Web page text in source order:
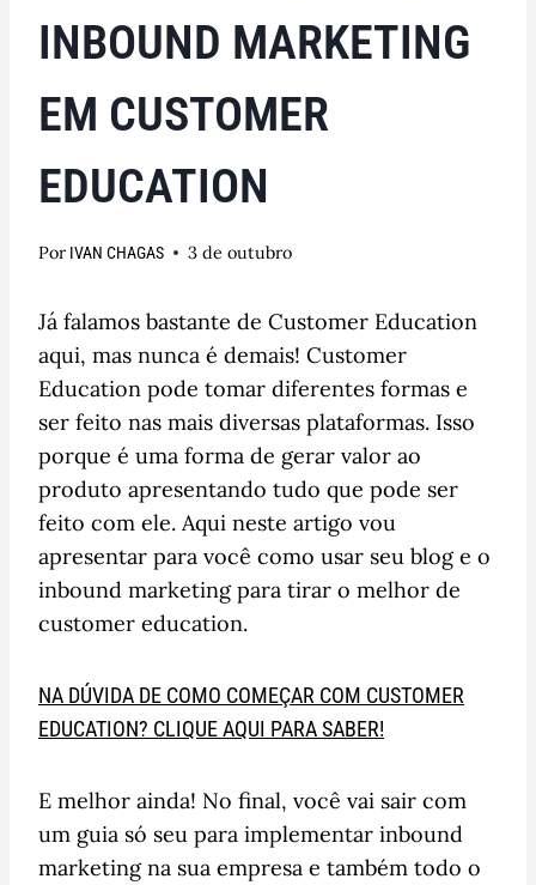
INBOUND MARKETING
EM CUSTOMER
EDUCATION
Por IVAN CHAGAS 3 de outubro
Já falamos bastante de Customer Education
aqui, mas nunca é demais! Customer
Education pode tomar diferentes formas e
ser feito nas mais diversas plataformas. Isso
porque é uma forma de gerar valor ao
produto apresentando tudo que pode ser
feito com ele. Aqui neste artigo vou
apresentar para você como usar seu blog e o
inbound marketing para tirar o melhor de
customer education.
NA DÚVIDA DE COMO COMEÇAR COM CUSTOMER
EDUCATION? CLIQUE AQUI PARA SABER!
E melhor ainda! No final, você vai sair com
um guia só seu para implementar inbound
marketing na sua empresa e também todo o